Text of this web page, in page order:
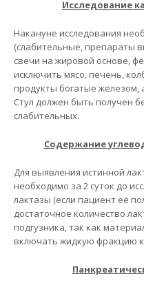
Исследование
Накануне исследования
(слабительные, препараты
свечи на жировой основе,
исключить мясо, печень,
продукты богатые
Стул должен быть получен
слабительных.
Содержание
Для выявления истинной
необходимо за 2 суток до
лактазы (если пациент её
достаточное количество
подгузника, так как
включать жидкую фракцию